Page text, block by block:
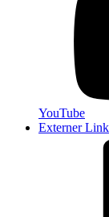
YouTube
Externer